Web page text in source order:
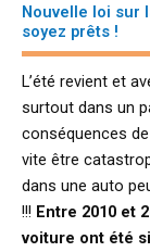
Nouvelle loi sur
soyez prêts !
L’été revient et
surtout dans un
conséquences
vite être
dans une auto
!!! Entre 2010 et
voiture ont été